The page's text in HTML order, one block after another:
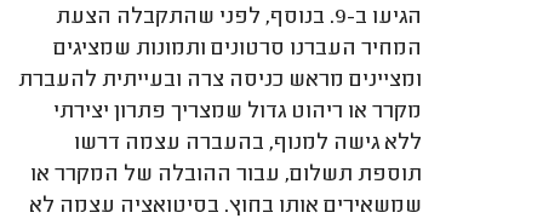
הגיעו ב-9. בנוסף, לפני שהתקבלה הצעת
המחיר העברנו סרטונים ותמונות שמציגים
ומציינים מראש כניסה צרה ובעייתית להעברת
מקרר או ריהוט גדול שמצריך פתרון יצירתי
ללא גישה למנוף, בהעברה עצמה דרשו
תוספת תשלום, עבור ההובלה של המקרר או
שמשאירים אותו בחוץ. בסיטואציה עצמה לא